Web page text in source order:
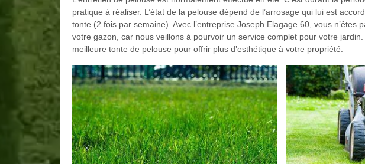
pratique à réaliser. L’état de la pelouse dépend de l’arrosage qui lui est
tonte (2 fois par semaine). Avec l’entreprise Joseph Elagage 60, vous n’êtes
votre gazon, car nous veillons à pourvoir un service complet pour votre
meilleure tonte de pelouse pour offrir plus d’esthétique à votre propriété.